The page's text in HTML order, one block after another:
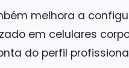
melhora a
em celulares
do perfil